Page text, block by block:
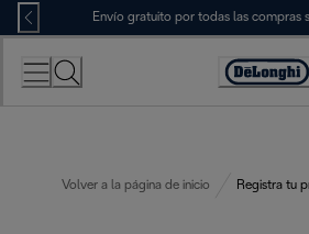
Skip
to
Content
Envío gratuito por todas las compras
Volver a la página de inicio Registra tu